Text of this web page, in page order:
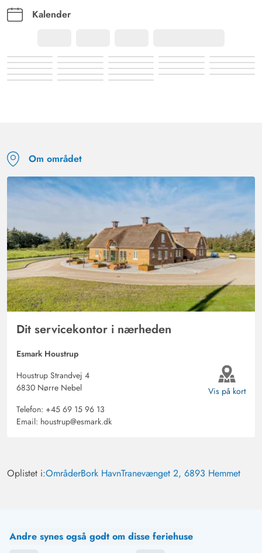
Kalender
Om området
Dit servicekontor i nærheden
Esmark Houstrup
Houstrup Strandvej 4
6830 Nørre Nebel
Telefon: +45 69 15 96 13
Email: houstrup@esmark.dk
Vis på kort
Oplistet i:OmråderBork HavnTranevænget 2, 6893 Hemmet
Andre synes også godt om disse feriehuse